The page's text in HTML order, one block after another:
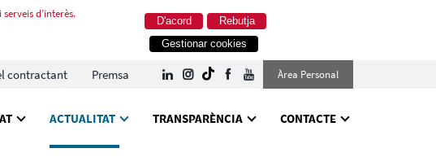
d’interès.
Rebutja
D'acord
Gestionar cookies
contractant Premsa Àrea Personal
ACTUALITAT TRANSPARÈNCIA CONTACTE